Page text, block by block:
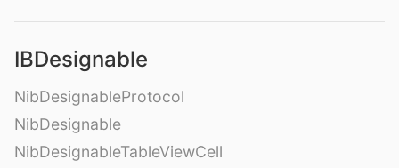
IBDesignable
NibDesignableProtocol
NibDesignable
NibDesignableTableViewCell